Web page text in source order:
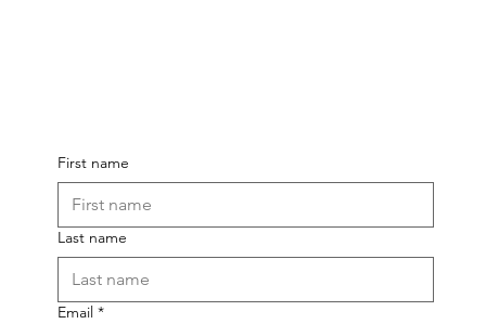
First name
Last name
Email *